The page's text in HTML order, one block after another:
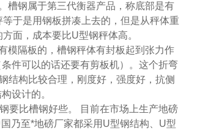
槽钢属于第三代衡器产品，称底部是有
于是用钢板拼凑上去的，但是从秤体重
面，成本要比U型钢秤体高。
模隔板的，槽钢秤体有封板起到张力作
件可以的话还要有剪板机）
。这个折弯
结构比较合理，刚度好，强度好，抗侧
设计的。
要比槽钢好些。
目前在市场上生产地磅
乃至*地磅厂家都采用 U型钢结构、 U型